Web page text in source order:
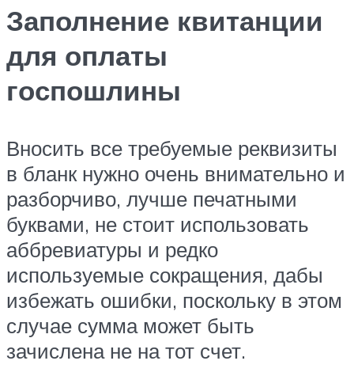
Заполнение квитанции
для оплаты
госпошлины
Вносить все требуемые реквизиты
в бланк нужно очень внимательно и
разборчиво, лучше печатными
буквами, не стоит использовать
аббревиатуры и редко
используемые сокращения, дабы
избежать ошибки, поскольку в этом
случае сумма может быть
зачислена не на тот счет.